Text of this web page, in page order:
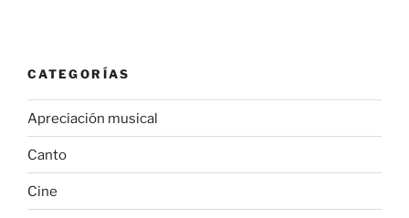
CATEGORÍAS
Apreciación musical
Canto
Cine